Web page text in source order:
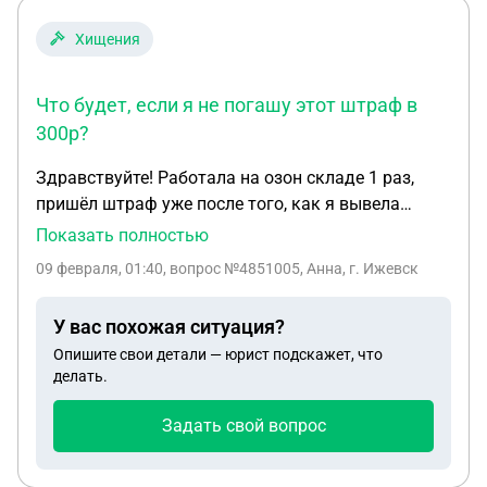
Хищения
Что будет, если я не погашу этот штраф в
300р?
Здравствуйте! Работала на озон складе 1 раз,
пришёл штраф уже после того, как я вывела
деньги и спустя 2 недели после той моей 1 смены.
штраф 300р, якобы я потеряла 2 товара, хотя я их
этом. Что будет, если я не погашу этот штраф в
300р? Чтобы погасить через перевод, там как-то
муторно и нужны мои паспортные данные,
выходить ещё раз туда - не охото тратить столько
Показать полностью
09 февраля, 01:40, вопрос №4851005, Анна, г. Ижевск
У вас похожая ситуация?
Опишите свои детали — юрист подскажет, что
делать.
Задать свой вопрос